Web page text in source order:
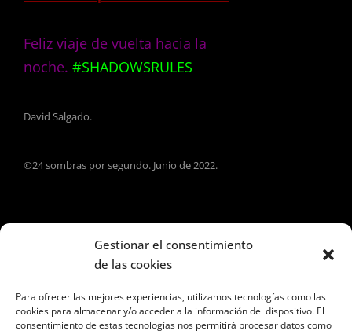
Gestionar el consentimiento
de las cookies
Para ofrecer las mejores experiencias, utilizamos tecnologías como las
cookies para almacenar y/o acceder a la información del dispositivo. El
consentimiento de estas tecnologías nos permitirá procesar datos como
Feliz viaje de vuelta hacia la
noche. #SHADOWSRULES
David Salgado.
©24 sombras por segundo. Junio de 2022.
Spread the movies. Comparte en tus